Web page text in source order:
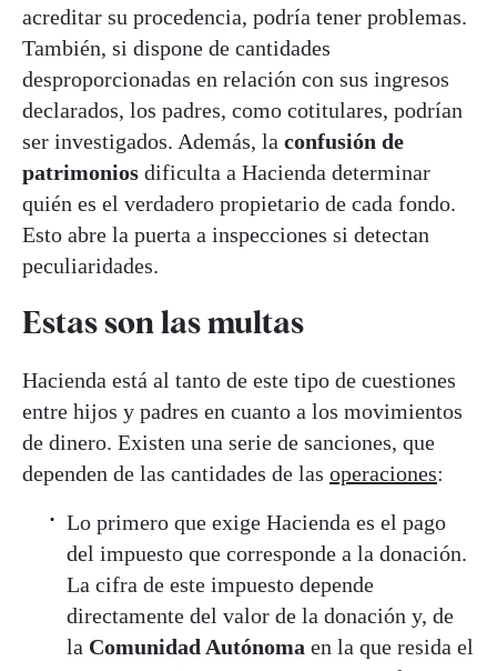
acreditar su procedencia, podría tener problemas.
También, si dispone de cantidades
desproporcionadas en relación con sus ingresos
declarados, los padres, como cotitulares, podrían
ser investigados. Además, la confusión de
patrimonios dificulta a Hacienda determinar
quién es el verdadero propietario de cada fondo.
Esto abre la puerta a inspecciones si detectan
peculiaridades.
Estas son las multas
Hacienda está al tanto de este tipo de cuestiones
entre hijos y padres en cuanto a los movimientos
de dinero. Existen una serie de sanciones, que
dependen de las cantidades de las operaciones:
Lo primero que exige Hacienda es el pago
del impuesto que corresponde a la donación.
La cifra de este impuesto depende
directamente del valor de la donación y, de
la Comunidad Autónoma en la que resida el